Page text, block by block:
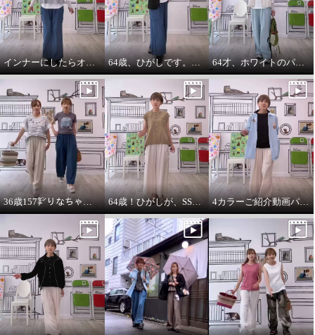
インナーにしたらオールシーズンいけます。インナーパーカー❤️ 64歳、ひがしです。わたしの時代は、やっぱりジャケットにパーカーを出す‼️ 64才、ホワイトのパーカーインナーはスタイリングに万能です。
36歳157㌢りなちゃんは60㌢丈、64歳163㌢のひがしは65㌢丈を履く 64歳！ひがしが、SSVのベスト最高！推し‼️コーデ 4カラーご紹介動画パーカー付きのインナーは、凄い使えます。